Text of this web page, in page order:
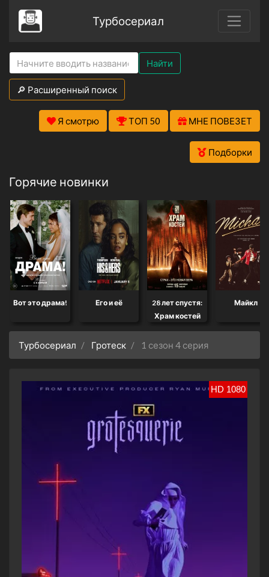
Турбосериал
Найти
🔎 Расширенный поиск
Я смотрю ТОП 50 МНЕ ПОВЕЗЕТ
Подборки
Горячие новинки
Вот это драма! Его и её
28 лет спустя:
Храм костей
Майкл
Турбосериал Гротеск 1 сезон 4 серия
HD 1080